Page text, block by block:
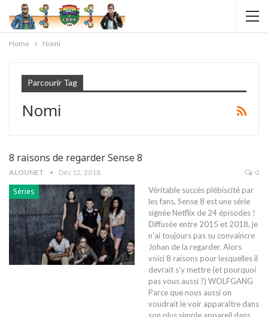
Home Nomi
Parcourir Tag
Nomi
8 raisons de regarder Sense 8
ALOUNET Déc 12, 2018 0
Séries
Véritable succès plébiscité par
les fans, Sense 8 est une série
signée Netflix de 24 épisodes !
Diffusée entre 2015 et 2018, je
n'ai toujours pas su convaincre
Johan de la regarder. Alors
voici 8 raisons pour lesquelles il
devrait s'y mettre (et pourquoi
pas vous aussi ?) WOLFGANG
Parce que nous aussi on
voudrait le voir apparaître dans
son plus simple appareil dans